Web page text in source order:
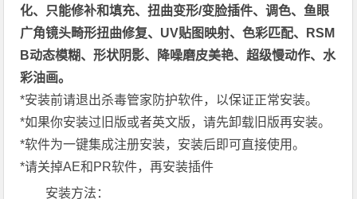
化、只能修补和填充、扭曲变形/变脸插件、调色、鱼眼
广角镜头畸形扭曲修复、UV贴图映射、色彩匹配、RSM
B动态模糊、形状阴影、降噪磨皮美艳、超级慢动作、水
彩油画。
*安装前请退出杀毒管家防护软件，以保证正常安装。
*如果你安装过旧版或者英文版，请先卸载旧版再安装。
*软件为一键集成注册安装，安装后即可直接使用。
*请关掉AE和PR软件，再安装插件
安装方法：